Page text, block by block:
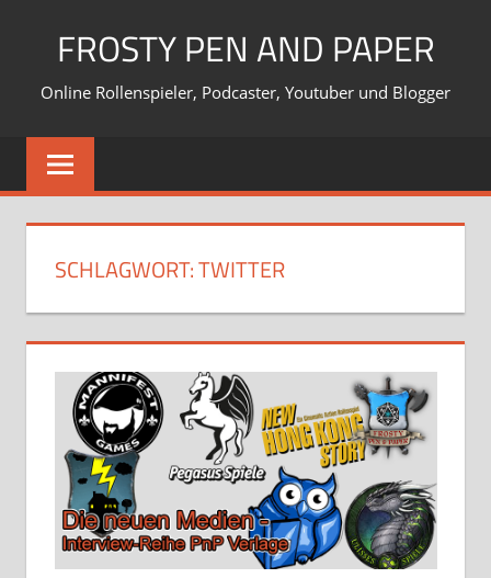
FROSTY PEN AND PAPER
Online Rollenspieler, Podcaster, Youtuber und Blogger
SCHLAGWORT:TWITTER